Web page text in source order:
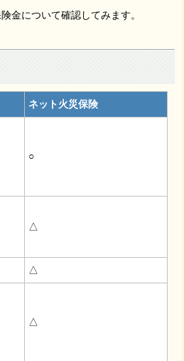
ついて
金について確認してみます。
ネット火災保険
○
△
△
△